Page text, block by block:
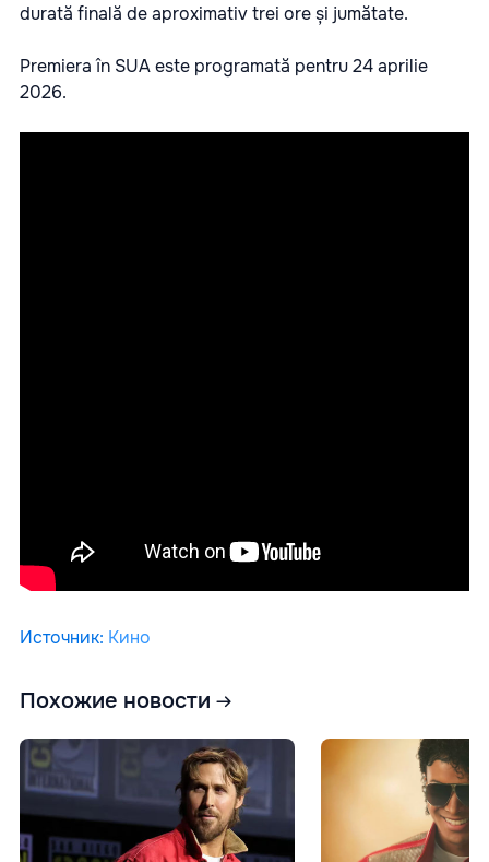
durată finală de aproximativ trei ore și jumătate.
Premiera în SUA este programată pentru 24 aprilie
2026.
Источник: Кино
Похожие новости